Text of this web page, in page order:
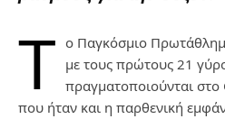
T o Παγκόσμιo
με τους πρώτους 21
πραγματοποιούνται
που ήταν και η παρθενική